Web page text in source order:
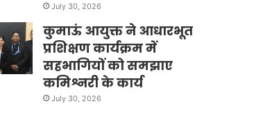
July 30, 2026
कुमाऊं आयुक्त ने आधारभूत
प्रशिक्षण कार्यक्रम में
सहभागियों को समझाए
कमिश्नरी के कार्य
July 30, 2026